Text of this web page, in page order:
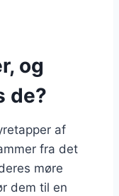
og
de?
af
fra det
møre
dem til en